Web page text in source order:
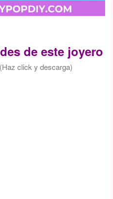
de este joyero
(Haz click y descarga)